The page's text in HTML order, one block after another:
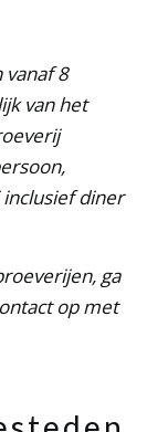
8
van het
diner
ga
op met